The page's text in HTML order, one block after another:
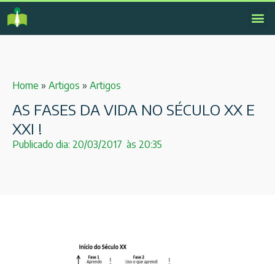
Home » Artigos » Artigos
AS FASES DA VIDA NO SÉCULO XX E
XXI !
Publicado dia: 20/03/2017 às 20:35